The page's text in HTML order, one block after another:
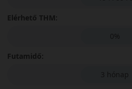
Elérhető THM:
0%
Futamidő:
3 hónap